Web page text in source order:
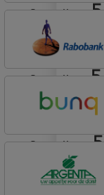
aflosvrij
Rabobank
aflosvrij
aflosvrij
Easy Mortgage